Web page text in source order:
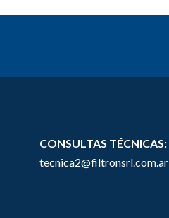
CONSULTAS TÉCNICAS:
tecnica2@filtronsrl.com.ar